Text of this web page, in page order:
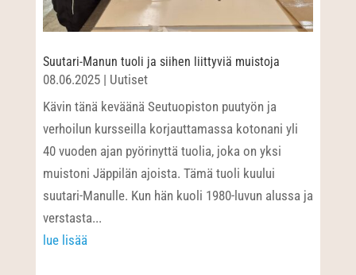
Suutari-Manun tuoli ja siihen liittyviä muistoja
08.06.2025| Uutiset
Kävin tänä keväänä Seutuopiston puutyön ja
verhoilun kursseilla korjauttamassa kotonani yli
40 vuoden ajan pyörinyttä tuolia, joka on yksi
muistoni Jäppilän ajoista. Tämä tuoli kuului
suutari-Manulle. Kun hän kuoli 1980-luvun alussa ja
verstasta...
lue lisää